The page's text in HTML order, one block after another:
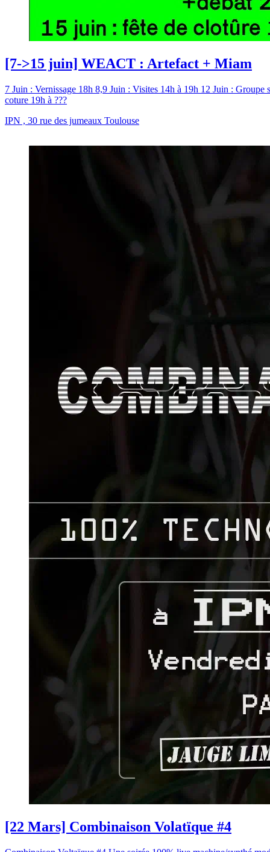
[7->15 juin] WEACT : Artefact + Miam
7 Juin : Vernissage 18h 8,9 Juin : Visites 14h à 19h 12 Juin :
coture 19h à ???
IPN , 30 rue des jumeaux Toulouse
[22 Mars] Combinaison Volatïque #4